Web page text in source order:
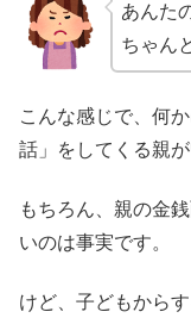
あんた
ちゃん
こんな感じで、何
話」をしてくる親
もちろん、親の金
いのは事実です。
けど、子どもから